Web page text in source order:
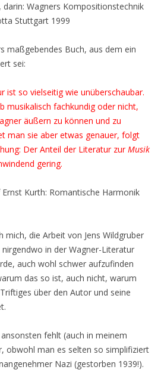
Wagners Kompositionstechnik
Stuttgart 1999
maßgebendes Buch, aus dem ein
sei:
ist so vielseitig wie unüberschaubar.
musikalisch fachkundig oder nicht,
äußern zu können und zu
man sie aber etwas genauer, folgt
Der Anteil der Literatur zurMusik
gering.
Kurth: Romantische Harmonik
mich, die Arbeit von Jens Wildgruber
in der Wagner-Literatur
auch wohl schwer aufzufinden
das so ist, auch nicht, warum
über den Autor und seine
fehlt (auch in meinem
obwohl man es selten so simplifiziert
Nazi (gestorben 1939!).